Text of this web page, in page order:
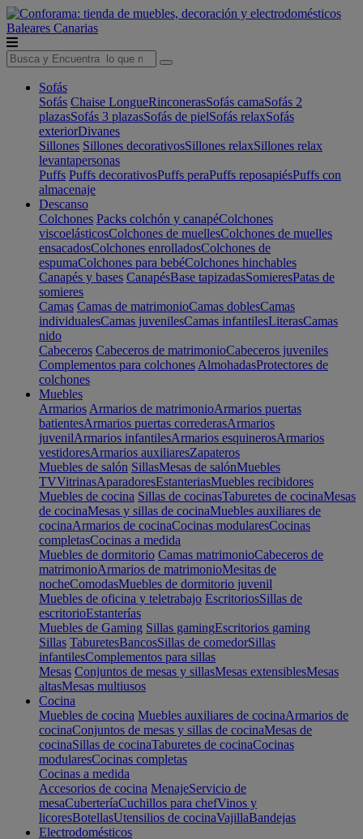
Baleares Canarias
Sofás
Sofás Chaise LongueRinconerasSofás camaSofás 2
plazasSofás 3 plazasSofás de pielSofás relaxSofás
exteriorDivanes
Sillones Sillones decorativosSillones relaxSillones relax
levantapersonas
Puffs Puffs decorativosPuffs peraPuffs reposapiésPuffs con
almacenaje
Descanso
Colchones Packs colchón y canapéColchones
viscoelásticosColchones de muellesColchones de muelles
ensacadosColchones enrolladosColchones de
espumaColchones para bebéColchones hinchables
Canapés y bases CanapésBase tapizadasSomieresPatas de
somieres
Camas Camas de matrimonioCamas doblesCamas
individualesCamas juvenilesCamas infantilesLiterasCamas
nido
Cabeceros Cabeceros de matrimonioCabeceros juveniles
Complementos para colchones AlmohadasProtectores de
colchones
Muebles
Armarios Armarios de matrimonioArmarios puertas
batientesArmarios puertas correderasArmarios
juvenilArmarios infantilesArmarios esquinerosArmarios
vestidoresArmarios auxiliaresZapateros
Muebles de salón SillasMesas de salónMuebles
TVVitrinasAparadoresEstanteriasMuebles recibidores
Muebles de cocina Sillas de cocinasTaburetes de cocinaMesas
de cocinaMesas y sillas de cocinaMuebles auxiliares de
cocinaArmarios de cocinaCocinas modularesCocinas
completasCocinas a medida
Muebles de dormitorio Camas matrimonioCabeceros de
matrimonioArmarios de matrimonioMesitas de
nocheComodasMuebles de dormitorio juvenil
Muebles de oficina y teletrabajo EscritoriosSillas de
escritorioEstanterías
Muebles de Gaming Sillas gamingEscritorios gaming
Sillas TaburetesBancosSillas de comedorSillas
infantilesComplementos para sillas
Mesas Conjuntos de mesas y sillasMesas extensiblesMesas
altasMesas multiusos
Cocina
Muebles de cocina Muebles auxiliares de cocinaArmarios de
cocinaConjuntos de mesas y sillas de cocinaMesas de
cocinaSillas de cocinaTaburetes de cocinaCocinas
modularesCocinas completas
Cocinas a medida
Accesorios de cocina MenajeServicio de
mesaCuberteríaCuchillos para chefVinos y
licoresBotellasUtensilios de cocinaVajillaBandejas
Electrodomésticos